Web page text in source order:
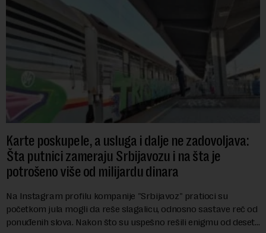
Karte poskupele, a usluga i dalje ne zadovoljava:
Šta putnici zameraju Srbijavozu i na šta je
potrošeno više od milijardu dinara
Na Instagram profilu kompanije "Srbijavoz" pratioci su
početkom jula mogli da reše slagalicu, odnosno sastave reč od
ponuđenih slova. Nakon što su uspešno rešili enigmu od deset